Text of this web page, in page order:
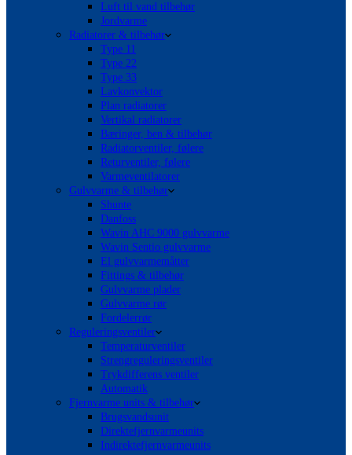
Luft til vand tilbehør
Jordvarme
Radiatorer & tilbehør
Type 11
Type 22
Type 33
Lavkonvektor
Plan radiatorer
Vertikal radiatorer
Bæringer, ben & tilbehør
Radiatorventiler, følere
Returventiler, følere
Varmeventilatorer
Gulvvarme & tilbehør
Shunte
Danfoss
Wavin AHC 9000 gulvvarme
Wavin Sentio gulvvarme
El gulvvarmemåtter
Fittings & tilbehør
Gulvvarme plader
Gulvvarme rør
Fordelerrør
Reguleringsventiler
Temperaturventiler
Strengreguleringsventiler
Trykdifferens ventiler
Automatik
Fjernvarme units & tilbehør
Brugsvandsunit
Direktefjernvarmeunits
Indirektefjernvarmeunits